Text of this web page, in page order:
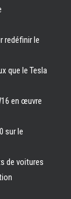
redéfinir le
que le Tesla
en œuvre
sur le
de voitures